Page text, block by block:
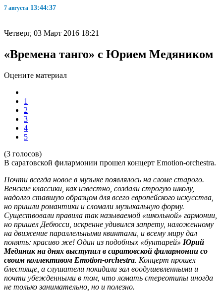
7 августа 13:44:37
Четверг, 03 Март 2016 18:21
«Времена танго» с Юрием Медяником
Оцените материал
1
2
3
4
5
(3 голосов)
В саратовской филармонии прошел концерт Emotion-orchestra.
Почти всегда новое в музыке появлялось на сломе старого.
Венские классики, как известно, создали строгую школу,
надолго ставшую образцом для всего европейского искусства,
но пришли романтики и сломали музыкальную форму.
Существовали правила так называемой «школьной» гармонии,
но пришел Дебюсси, искренне удивился запрету, наложенному
на движение параллельными квинтами, и всему миру дал
понять: красиво же! Один из подобных «бунтарей» Юрий
Медяник на днях выступил в саратовской филармонии со
своим коллективом Emotion-orchestra. Концерт прошел
блестяще, а слушатели покидали зал воодушевленными и
почти убежденными в том, что ломать стереотипы иногда
не только занимательно, но и полезно.